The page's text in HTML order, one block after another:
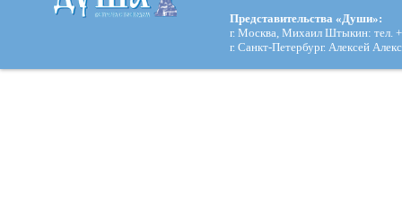
Представительства «Души»:
г. Москва, Михаил Штыкин: тел.
г. Санкт-Петербург. Алексей